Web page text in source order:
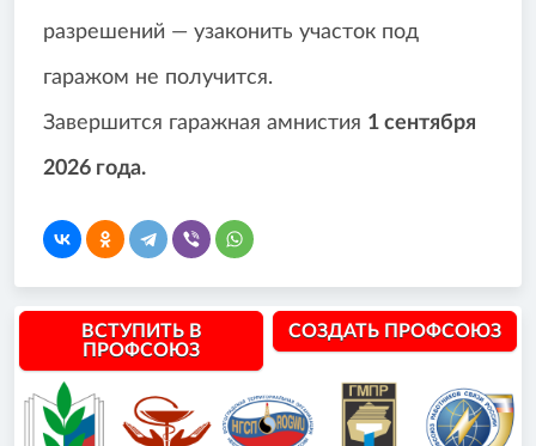
разрешений — узаконить участок под
гаражом не получится.
Завершится гаражная амнистия 1 сентября
2026 года.
ВСТУПИТЬ В
ПРОФСОЮЗ
СОЗДАТЬ ПРОФСОЮЗ